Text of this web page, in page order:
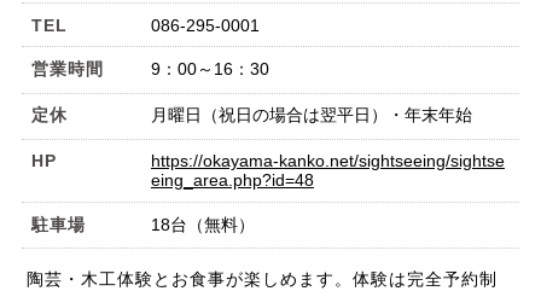
TEL 086-295-0001
営業時間 9：00～16：30
定休 月曜日（祝日の場合は翌平日）・年末年始
HP
https://okayama-kanko.net/sightseeing/sightse
eing_area.php?id=48
駐車場 18台（無料）
陶芸・木工体験とお食事が楽しめます。体験は完全予約制